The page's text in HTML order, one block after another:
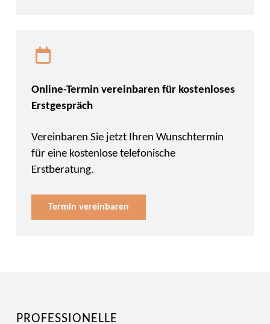
Online-Termin vereinbaren für kostenloses
Erstgespräch
Vereinbaren Sie jetzt Ihren Wunschtermin
für eine kostenlose telefonische
Erstberatung.
Termin vereinbaren
PROFESSIONELLE